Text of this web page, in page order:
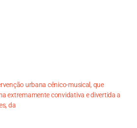
urbana cênico-musical, que
extremamente convidativa e divertida a
da